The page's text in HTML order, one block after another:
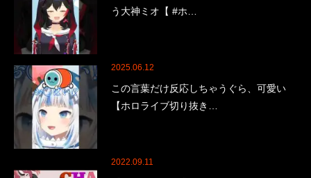
う大神ミオ【 #ホ…
2025.06.12
この言葉だけ反応しちゃうぐら、可愛い
【ホロライブ切り抜き…
2022.09.11